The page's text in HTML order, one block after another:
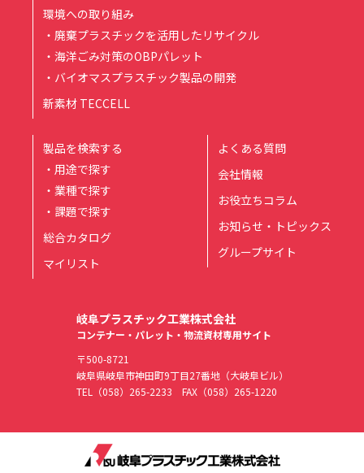
環境への取り組み
・廃棄プラスチックを活用したリサイクル
・海洋ごみ対策のOBPパレット
・バイオマスプラスチック製品の開発
新素材 TECCELL
製品を検索する
・用途で探す
・業種で探す
・課題で探す
総合カタログ
マイリスト
よくある質問
会社情報
お役立ちコラム
お知らせ・トピックス
グループサイト
岐阜プラスチック工業株式会社
コンテナー・パレット・物流資材専用サイト
〒500-8721
岐阜県岐阜市神田町9丁目27番地（大岐阜ビル）
TEL
（058）265-2233 FAX（058）265-1220